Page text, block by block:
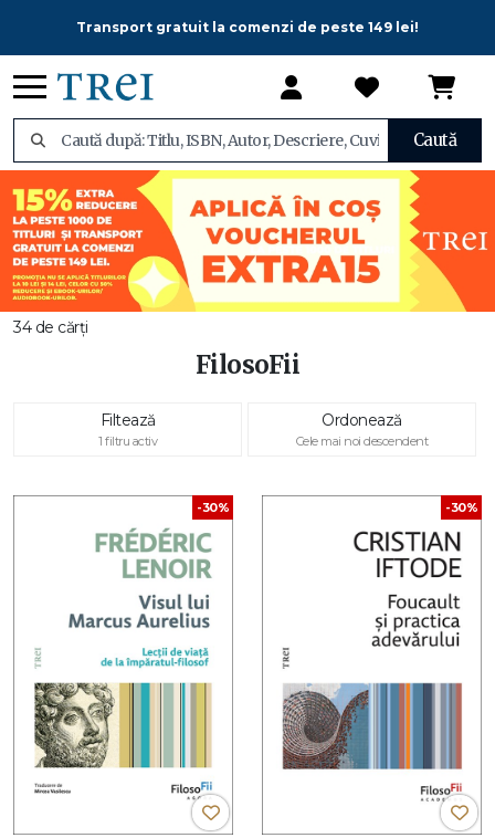
Transport gratuit la comenzi de peste 149 lei!
Caută
34 de cărți
FilosoFii
Filtează
1 filtru activ
Ordonează
Cele mai noi descendent
-30% -30%